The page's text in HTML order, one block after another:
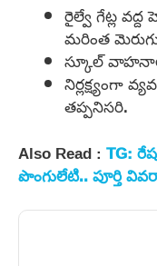
రైల్వే గేట్ల వద్ద
మరింత
స్కూల్ వాహనాల
నిర్లక్ష్యంగా
తప్పనిసరి.
Also Read : TG:
పొంగులేటి.. పూర్తి